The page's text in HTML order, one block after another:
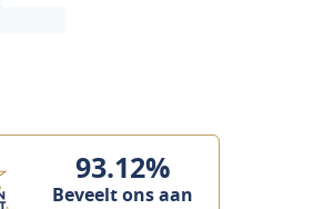
93.12%
Beveelt ons aan